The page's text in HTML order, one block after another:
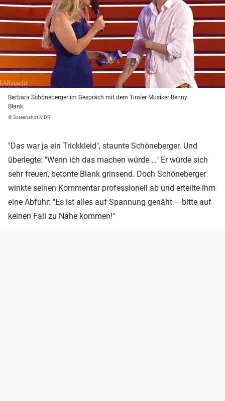
Barbara Schöneberger im Gespräch mit dem Tiroler Musiker Benny
Blank.
© Screenshot MDR
"Das war ja ein Trickkleid", staunte Schöneberger. Und
überlegte: "Wenn ich das machen würde …" Er würde sich
sehr freuen, betonte Blank grinsend. Doch Schöneberger
winkte seinen Kommentar professionell ab und erteilte ihm
eine Abfuhr: "Es ist alles auf Spannung genäht – bitte auf
keinen Fall zu Nahe kommen!"